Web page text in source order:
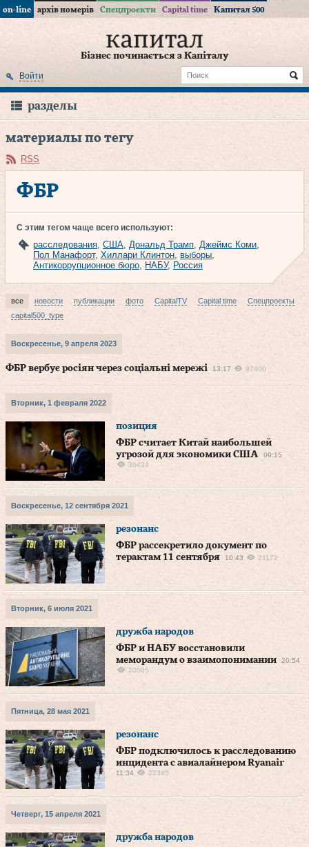
on-line архів номерів Спецпроекти Capital time Капитал 500
Бізнес починається з Капіталу
Войти
разделы
материалы по тегу
RSS
ФБР
С этим тегом чаще всего используют:
расследования, США, Дональд Трамп, Джеймс Коми,
Пол Манафорт, Хиллари Клинтон, выборы,
Антикоррупционное бюро, НАБУ, Россия
все новости публикации фото CapitalTV Capital time
Спецпроекты
capital500_type
Воскресенье, 9 апреля 2023
ФБР вербує росіян через соціальні мережі 13:17 97400
Вторник, 1 февраля 2022
позиция
ФБР считает Китай наибольшей
угрозой для экономики США
09:15
36434
Воскресенье, 12 сентября 2021
резонанс
ФБР рассекретило документ по
терактам 11 сентября
10:43 21172
Вторник, 6 июля 2021
дружба народов
ФБР и НАБУ восстановили
меморандум о взаимопонимании
20:54
20505
Пятница, 28 мая 2021
резонанс
ФБР подключилось к расследованию
инцидента с авиалайнером Ryanair
11:34 22345
Четверг, 15 апреля 2021
дружба народов